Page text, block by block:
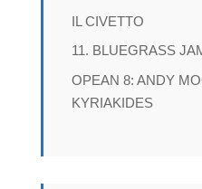
IL CIVETTO
11. BLUEGRASS
OPEAN 8: ANDY
KYRIAKIDES